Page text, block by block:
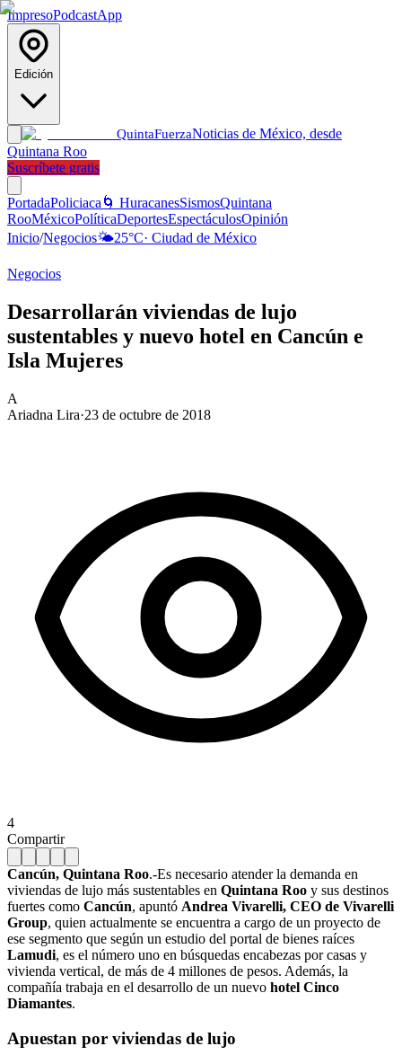
ImpresoPodcastApp
Edición
QuintaFuerzaNoticias de México, desde
Quintana Roo
Suscríbete gratis
PortadaPoliciaca 🌀 HuracanesSismosQuintana
RooMéxicoPolíticaDeportesEspectáculosOpinión
Inicio/Negocios🌤️25°C· Ciudad de México
Negocios
Desarrollarán viviendas de lujo
sustentables y nuevo hotel en Cancún e
Isla Mujeres
A
Ariadna Lira·23 de octubre de 2018
4
Compartir
Cancún, Quintana Roo.-Es necesario atender la demanda en
viviendas de lujo más sustentables en Quintana Roo y sus destinos
fuertes como Cancún, apuntó Andrea Vivarelli, CEO de Vivarelli
Group, quien actualmente se encuentra a cargo de un proyecto de
ese segmento que según un estudio del portal de bienes raíces
Lamudi, es el número uno en búsquedas encabezas por casas y
vivienda vertical, de más de 4 millones de pesos. Además, la
compañía trabaja en el desarrollo de un nuevo hotel Cinco
Diamantes.
Apuestan por viviendas de lujo